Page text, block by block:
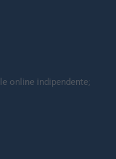
online indipendente;